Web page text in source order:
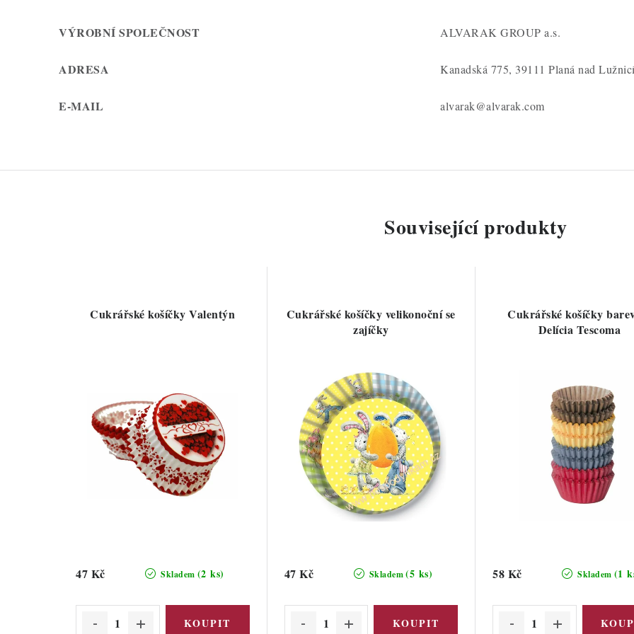
VÝROBNÍ SPOLEČNOST ALVARAK GROUP a.s.
ADRESA Kanadská 775, 39111 Planá nad
E-MAIL alvarak@alvarak.com
Související produkty
Cukrářské košíčky Valentýn
Skladem (2 ks)
47 Kč
Cukrářské košíčky velikonoční se
zajíčky
Skladem(5 ks)
47 Kč
Cukrářské košíčky
Delícia Tescoma
Skladem (1
58 Kč